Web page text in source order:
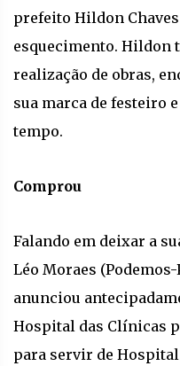
prefeito Hildon Chaves
esquecimento. Hildon
realização de obras,
sua marca de festeiro
tempo.
Comprou
Falando em deixar a
Léo Moraes
anunciou
Hospital das Clínicas
para servir de